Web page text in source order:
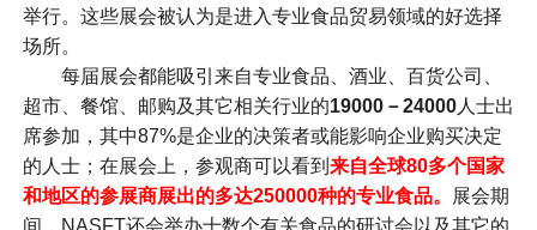
举行。这些展会被认为是进入专业食品贸易领域的好选择
场所。
每届展会都能吸引来自专业食品、酒业、百货公司、
超市、餐馆、邮购及其它相关行业的19000－24000人士出
席参加，其中87%是企业的决策者或能影响企业购买决定
的人士；在展会上，参观商可以看到 来自全球80多个国家
和地区的参展商展出的多达250000种的专业食品。
展会期
间，NASFT还会举办十数个有关食品的研讨会以及其它的